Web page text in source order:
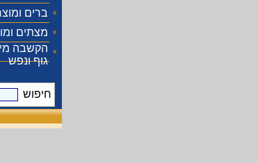
ברים
מצתים
הקשבה
גוף ונפש
חיפוש